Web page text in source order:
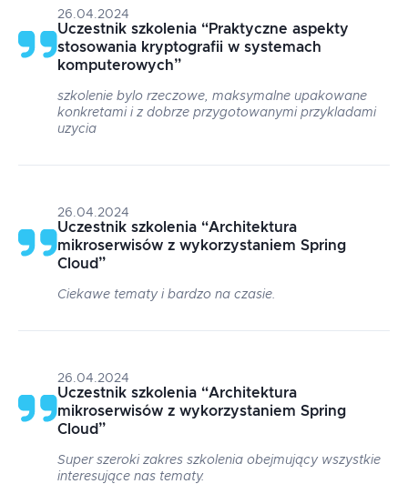
26.04.2024
Uczestnik szkolenia “Praktyczne aspekty
stosowania kryptografii w systemach
komputerowych”
szkolenie bylo rzeczowe, maksymalne upakowane
konkretami i z dobrze przygotowanymi przykladami
uzycia
26.04.2024
Uczestnik szkolenia “Architektura
mikroserwisów z wykorzystaniem Spring
Cloud”
Ciekawe tematy i bardzo na czasie.
26.04.2024
Uczestnik szkolenia “Architektura
mikroserwisów z wykorzystaniem Spring
Cloud”
Super szeroki zakres szkolenia obejmujący wszystkie
interesujące nas tematy.